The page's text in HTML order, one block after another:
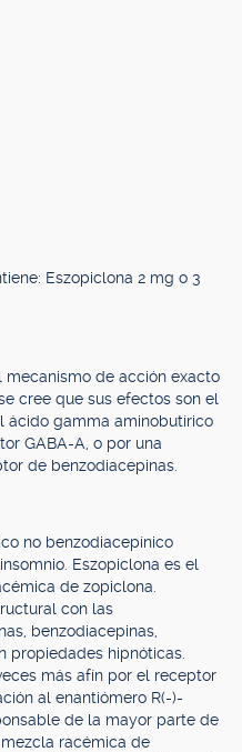
Eszopiclona 2 mg o 3
mecanismo de acción exacto
cree que sus efectos son el
ácido gamma aminobutírico
GABA-A, o por una
de benzodiacepinas.
no benzodiacepínico
Eszopiclona es el
de zopiclona.
con las
benzodiacepinas,
propiedades hipnóticas.
más afín por el receptor
al enantiómero R(-)-
de la mayor parte de
racémica de